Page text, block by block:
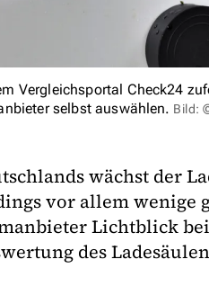
Vergleichsportal Check24
selbst auswählen. Bild:
wächst der
vor allem wenige
Lichtblick
des